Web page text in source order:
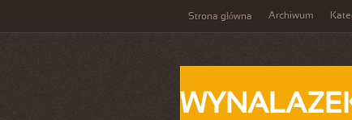
Strona główna Archiwum